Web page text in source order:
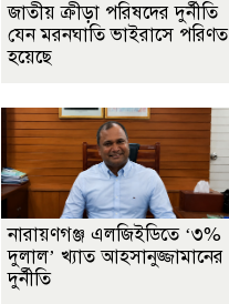
জাতীয় ক্রীড়া পরিষদের দুর্নীতি
যেন মরনঘাতি ভাইরাসে পরিণত
হয়েছে
নারায়ণগঞ্জ এলজিইডিতে ‘৩%
দুলাল’ খ্যাত আহসানুজ্জামানের
দুর্নীতি